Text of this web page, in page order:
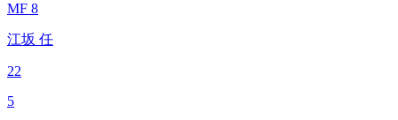
MF 8
江坂 任
22
5